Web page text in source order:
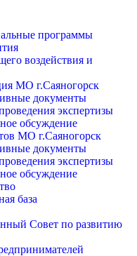
программы
воздействия и
МО г.Саяногорск
документы
экспертизы
обсуждение
МО г.Саяногорск
документы
экспертизы
обсуждение
база
Совет по развитию